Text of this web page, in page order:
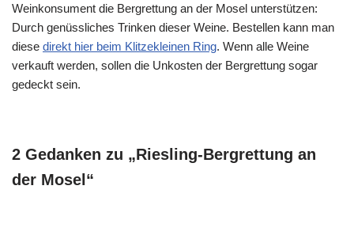
Weinkonsument die Bergrettung an der Mosel unterstützen:
Durch genüssliches Trinken dieser Weine. Bestellen kann man
diese direkt hier beim Klitzekleinen Ring. Wenn alle Weine
verkauft werden, sollen die Unkosten der Bergrettung sogar
gedeckt sein.
2 Gedanken zu „Riesling-Bergrettung an
der Mosel“